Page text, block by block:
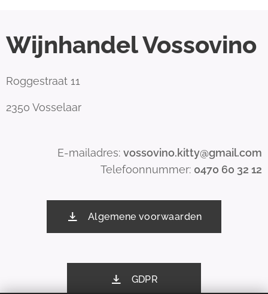
Wijnhandel Vossovino
Roggestraat 11
2350 Vosselaar
E-mailadres: vossovino.kitty@gmail.com
Telefoonnummer: 0470 60 32 12
Algemene voorwaarden
GDPR